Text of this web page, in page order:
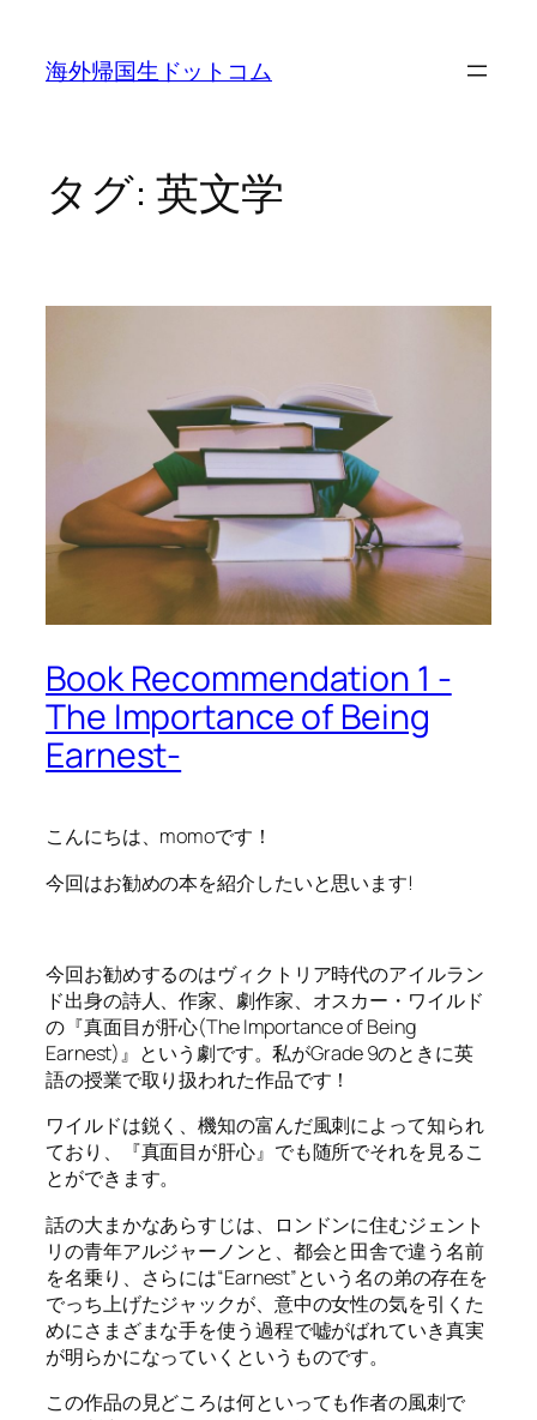
海外帰国生ドットコム
タグ: 英文学
Book Recommendation 1 -
The Importance of Being
Earnest-
こんにちは、momoです！
今回はお勧めの本を紹介したいと思います!
今回お勧めするのはヴィクトリア時代のアイルラン
ド出身の詩人、作家、劇作家、オスカー・ワイルド
の『真面目が肝心(The Importance of Being
Earnest)』という劇です。私がGrade 9のときに英
語の授業で取り扱われた作品です！
ワイルドは鋭く、機知の富んだ風刺によって知られ
ており、『真面目が肝心』でも随所でそれを見るこ
とができます。
話の大まかなあらすじは、ロンドンに住むジェント
リの青年アルジャーノンと、都会と田舎で違う名前
を名乗り、さらには“Earnest”という名の弟の存在を
でっち上げたジャックが、意中の女性の気を引くた
めにさまざまな手を使う過程で嘘がばれていき真実
が明らかになっていくというものです。
この作品の見どころは何といっても作者の風刺で